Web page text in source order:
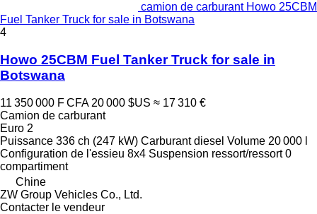
camion de carburant Howo 25CBM
Fuel Tanker Truck for sale in Botswana
4
Howo 25CBM Fuel Tanker Truck for sale in
Botswana
11 350 000 F CFA 20 000 $US ≈ 17 310 €
Camion de carburant
Euro 2
Puissance 336 ch (247 kW) Carburant diesel Volume 20 000 l
Configuration de l'essieu 8x4 Suspension ressort/ressort 0
compartiment
Chine
ZW Group Vehicles Co., Ltd.
Contacter le vendeur